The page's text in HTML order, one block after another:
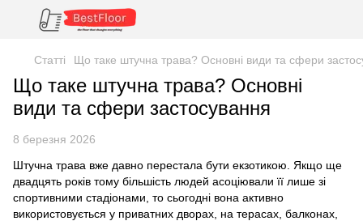
Статті Що таке штучна трава? Основні види та сфери
Що таке штучна трава? Основні
види та сфери застосування
8 березня 2026
Штучна трава вже давно перестала бути екзотикою. Якщо ще
двадцять років тому більшість людей асоціювали її лише зі
спортивними стадіонами, то сьогодні вона активно
використовується у приватних дворах, на терасах, балконах,